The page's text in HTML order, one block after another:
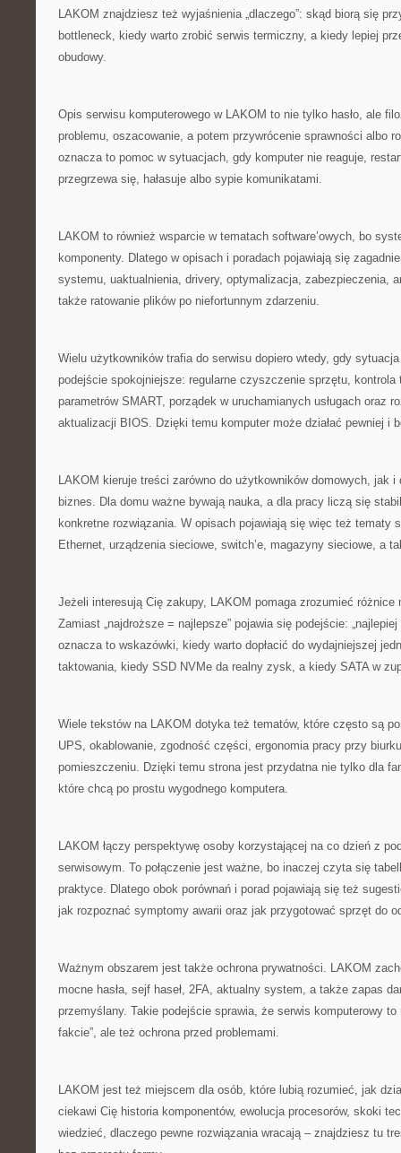
LAKOM znajdziesz też wyjaśnienia „dlaczego”: skąd biorą się
bottleneck, kiedy warto zrobić serwis termiczny, a kiedy lepiej
obudowy.
Opis serwisu komputerowego w LAKOM to nie tylko hasło, ale
problemu, oszacowanie, a potem przywrócenie sprawności albo
oznacza to pomoc w sytuacjach, gdy komputer nie reaguje,
przegrzewa się, hałasuje albo sypie komunikatami.
LAKOM to również wsparcie w tematach software’owych, bo
komponenty. Dlatego w opisach i poradach pojawiają się
systemu, uaktualnienia, drivery, optymalizacja, zabezpieczenia,
także ratowanie plików po niefortunnym zdarzeniu.
Wielu użytkowników trafia do serwisu dopiero wtedy, gdy
podejście spokojniejsze: regularne czyszczenie sprzętu, kontrola
parametrów SMART, porządek w uruchamianych usługach oraz
aktualizacji BIOS. Dzięki temu komputer może działać pewniej i
LAKOM kieruje treści zarówno do użytkowników domowych, jak i
biznes. Dla domu ważne bywają nauka, a dla pracy liczą się
konkretne rozwiązania. W opisach pojawiają się więc też tematy
Ethernet, urządzenia sieciowe, switch’e, magazyny sieciowe, a
Jeżeli interesują Cię zakupy, LAKOM pomaga zrozumieć różnice
Zamiast „najdroższe = najlepsze” pojawia się podejście:
oznacza to wskazówki, kiedy warto dopłacić do wydajniejszej
taktowania, kiedy SSD NVMe da realny zysk, a kiedy SATA w
Wiele tekstów na LAKOM dotyka też tematów, które często są
UPS, okablowanie, zgodność części, ergonomia pracy przy
pomieszczeniu. Dzięki temu strona jest przydatna nie tylko dla
które chcą po prostu wygodnego komputera.
LAKOM łączy perspektywę osoby korzystającej na co dzień z
serwisowym. To połączenie jest ważne, bo inaczej czyta się
praktyce. Dlatego obok porównań i porad pojawiają się też
jak rozpoznać symptomy awarii oraz jak przygotować sprzęt do
Ważnym obszarem jest także ochrona prywatności. LAKOM
mocne hasła, sejf haseł, 2FA, aktualny system, a także zapas
przemyślany. Takie podejście sprawia, że serwis komputerowy to
fakcie”, ale też ochrona przed problemami.
LAKOM jest też miejscem dla osób, które lubią rozumieć, jak
ciekawi Cię historia komponentów, ewolucja procesorów, skoki
wiedzieć, dlaczego pewne rozwiązania wracają – znajdziesz tu